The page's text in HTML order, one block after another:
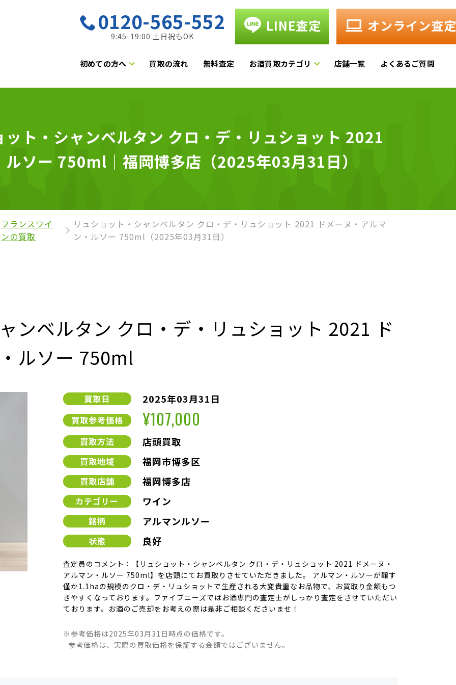
0120-565-552
9:45-19:00 土日祝もOK
LINE査定 オンライン査定
初めての方へ 買取の流れ 無料査定 お酒買取カテゴリ 店舗一覧 よくあるご質問
ト・シャンベルタン クロ・デ・リュショット 2021
ソー 750ml｜福岡博多店（2025年03月31日）
フランスワイ
ンの買取
リュショット・シャンベルタン クロ・デ・リュショット 2021 ドメーヌ・アルマ
ン・ルソー 750ml（2025年03月31日）
ンベルタン クロ・デ・リュショット 2021 ド
ルソー 750ml
買取日 2025年03月31日
買取参考価格 ¥107,000
買取方法 店頭買取
買取地域 福岡市博多区
買取店舗 福岡博多店
カテゴリー ワイン
銘柄 アルマンルソー
状態 良好
査定員のコメント：【リュショット・シャンベルタン クロ・デ・リュショット 2021 ドメーヌ・
アルマン・ルソー 750ml】を店頭にてお買取りさせていただきました。 アルマン・ルソーが醸す
僅か1.1haの規模のクロ・デ・リュショットで生産される大変貴重なお品物で、お買取り金額もつ
きやすくなっております。ファイブニーズではお酒専門の査定士がしっかり査定をさせていただい
ております。お酒のご売却をお考えの際は是非ご相談くださいませ！
※参考価格は2025年03月31日時点の価格です。
参考価格は、実際の買取価格を保証する金額ではございません。